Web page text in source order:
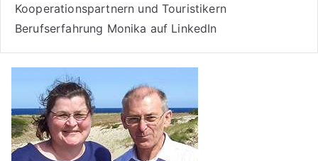
Kooperationspartnern und Touristikern
Berufserfahrung Monika auf LinkedIn